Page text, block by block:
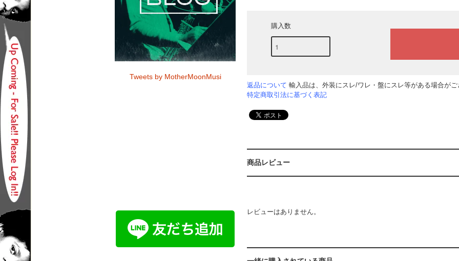
購入数
返品について 輸入品は、外装にスレ/ワレ・盤にスレ等がある場合が
特定商取引法に基づく表記
商品レビュー
レビューはありません。
Tweets by MotherMoonMusi